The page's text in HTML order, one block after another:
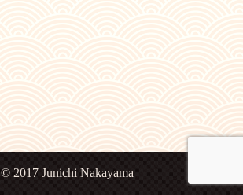
© 2017 Junichi Nakayama